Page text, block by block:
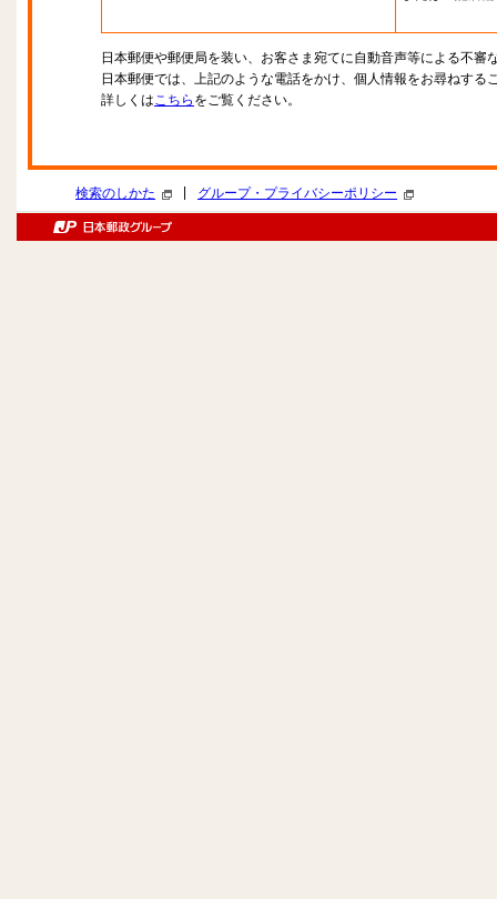
日本郵便や郵便局を装い、お客さま宛てに自動音声等による不審
日本郵便では、上記のような電話をかけ、個人情報をお尋ねする
詳しくはこちら をご覧ください。
検索のしかた グループ・プライバシーポリシー